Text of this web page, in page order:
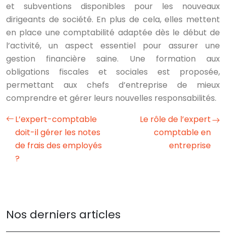
et subventions disponibles pour les nouveaux
dirigeants de société. En plus de cela, elles mettent
en place une comptabilité adaptée dès le début de
l’activité, un aspect essentiel pour assurer une
gestion financière saine. Une formation aux
obligations fiscales et sociales est proposée,
permettant aux chefs d’entreprise de mieux
comprendre et gérer leurs nouvelles responsabilités.
L’expert-comptable
doit-il gérer les notes
de frais des employés
?
Le rôle de l’expert
comptable en
entreprise
Nos derniers articles